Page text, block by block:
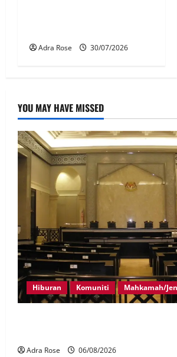
Adra Rose 30/07/2026
YOU MAY HAVE MISSED
Hiburan Komuniti Mahkamah/
Adra Rose 06/08/2026